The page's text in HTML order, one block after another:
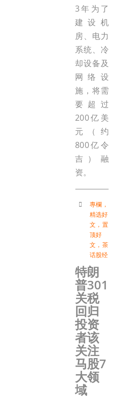
3年为了
建设机
房、电力
系统、冷
却设备及
网络设
施，将需
要超过
200亿美
元（约
800亿令
吉）融
资。
專欄 ，
精选好
文 ， 置
顶好
文 ， 茶
话股经
特朗
普301
关税
回归
投资
者该
关注
马股7
大领
域